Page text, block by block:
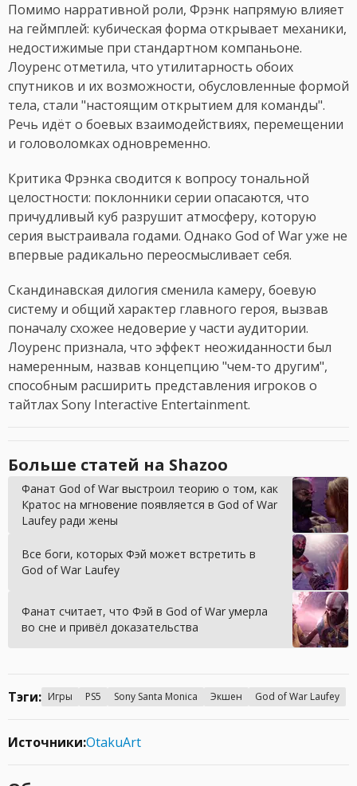
Помимо нарративной роли, Фрэнк напрямую влияет
на геймплей: кубическая форма открывает механики,
недостижимые при стандартном компаньоне.
Лоуренс отметила, что утилитарность обоих
спутников и их возможности, обусловленные формой
тела, стали "настоящим открытием для команды".
Речь идёт о боевых взаимодействиях, перемещении
и головоломках одновременно.
Критика Фрэнка сводится к вопросу тональной
целостности: поклонники серии опасаются, что
причудливый куб разрушит атмосферу, которую
серия выстраивала годами. Однако God of War уже не
впервые радикально переосмысливает себя.
Скандинавская дилогия сменила камеру, боевую
систему и общий характер главного героя, вызвав
поначалу схожее недоверие у части аудитории.
Лоуренс признала, что эффект неожиданности был
намеренным, назвав концепцию "чем-то другим",
способным расширить представления игроков о
тайтлах Sony Interactive Entertainment.
Больше статей на Shazoo
Фанат God of War выстроил теорию о том, как
Кратос на мгновение появляется в God of War
Laufey ради жены
Все боги, которых Фэй может встретить в
God of War Laufey
Фанат считает, что Фэй в God of War умерла
во сне и привёл доказательства
Тэги: Игры PS5 Sony Santa Monica Экшен God of War Laufey
Источники:OtakuArt